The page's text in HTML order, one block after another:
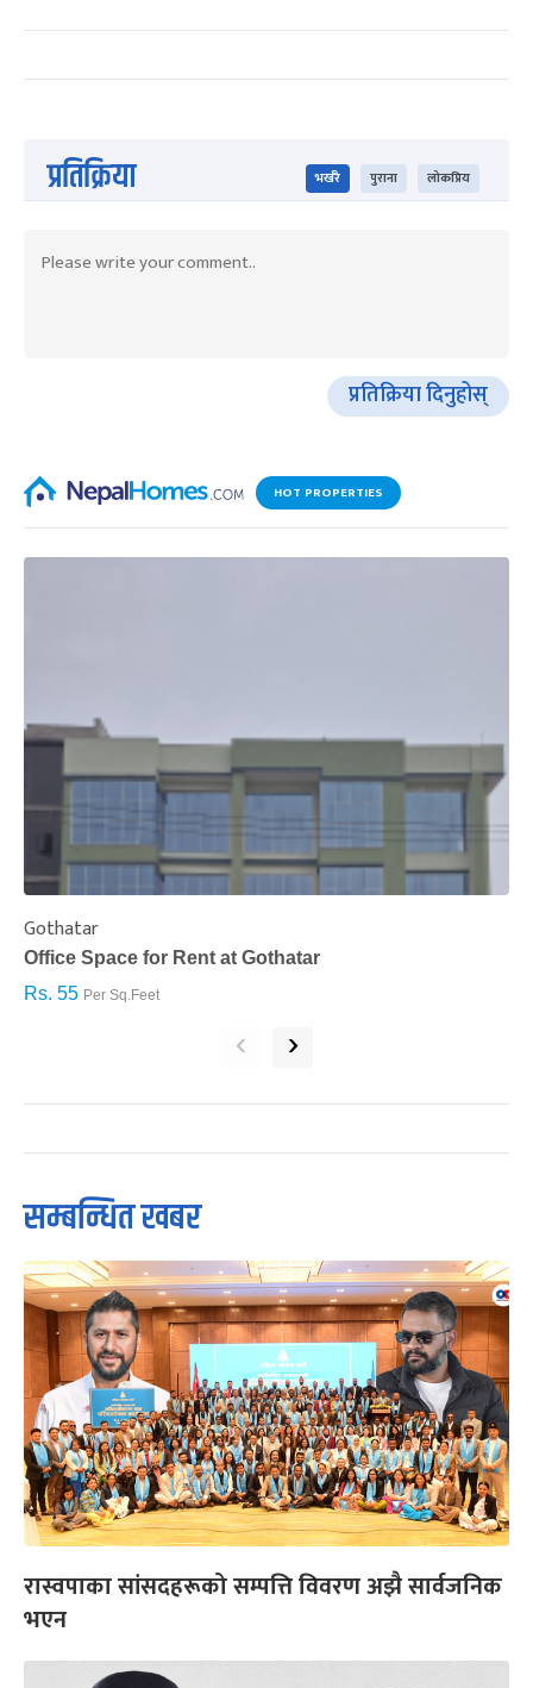
प्रतिक्रिया भर्खरै पुराना लोकप्रिय
प्रतिक्रिया दिनुहोस्
HOT PROPERTIES
Gothatar
Office Space for Rent at Gothatar
Rs. 55 Per Sq.Feet
‹ ›
सम्बन्धित खबर
रास्वपाका सांसदहरूको सम्पत्ति विवरण अझै सार्वजनिक
भएन